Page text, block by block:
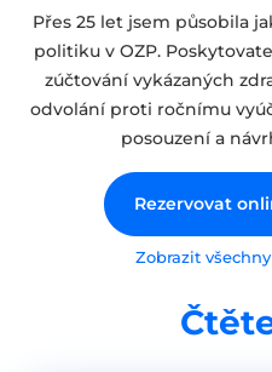
Přes 25 let jsem působila
politiku v OZP.
zúčtování vykázaných
odvolání proti ročnímu
posouzení a
Rezervovat
Zobrazit